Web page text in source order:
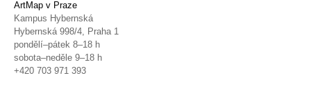
ArtMap v Praze
Kampus Hybernská
Hybernská 998/4, Praha 1
pondělí–pátek 8–18 h
sobota–neděle 9–18 h
+420 703 971 393